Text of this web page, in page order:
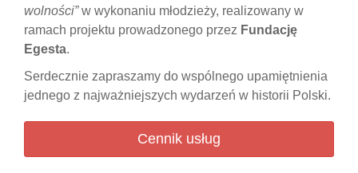
wolności”w wykonaniu młodzieży, realizowany w
ramach projektu prowadzonego przez Fundację
Egesta.
Serdecznie zapraszamy do wspólnego upamiętnienia
jednego z najważniejszych wydarzeń w historii Polski.
Cennik usług